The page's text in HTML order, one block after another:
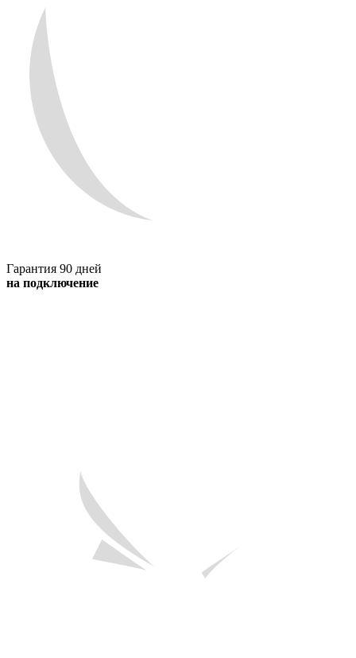
Гарантия 90 дней
на подключение